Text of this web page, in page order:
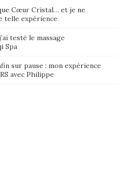
Cœur Cristal… et je ne
telle expérience
testé le massage
Spa
sur pause : mon expérience
avec Philippe